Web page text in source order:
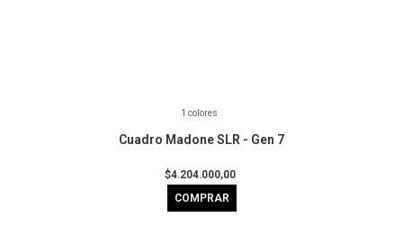
1 colores
Cuadro Madone SLR - Gen 7
$4.204.000,00
COMPRAR